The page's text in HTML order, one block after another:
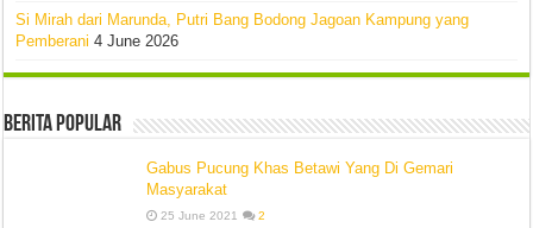
Si Mirah dari Marunda, Putri Bang Bodong Jagoan Kampung yang
Pemberani 4 June 2026
Berita Popular
Gabus Pucung Khas Betawi Yang Di Gemari
Masyarakat
25 June 2021 2